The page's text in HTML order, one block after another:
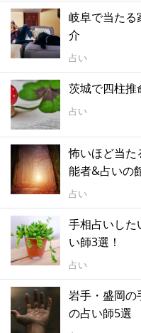
岐阜で当たる
介
占い
茨城で四柱推
占い
怖いほど当た
能者&占いの
占い
手相占いした
い師3選！
占い
岩手・盛岡の
の占い師5選